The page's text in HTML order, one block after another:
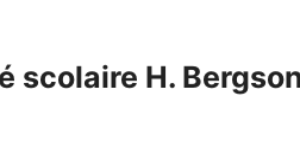
scolaire H.